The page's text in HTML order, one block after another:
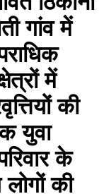
गांव में
में
की
युवा
के
की